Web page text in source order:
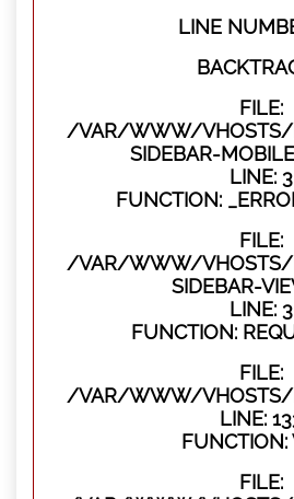
LINE
FILE:
/VAR/WWW/VHOSTS/
SIDEBAR-
LINE: 3
FUNCTION:
FILE:
/VAR/WWW/VHOSTS/
SIDEBAR-
LINE: 3
FUNCTION:
FILE:
/VAR/WWW/VHOSTS/
LINE:
FUNCTION:
FILE: